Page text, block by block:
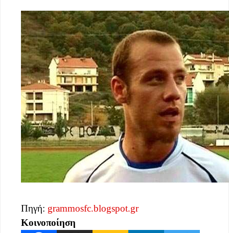
Πηγή: grammosfc.blogspot.gr
Κοινοποίηση